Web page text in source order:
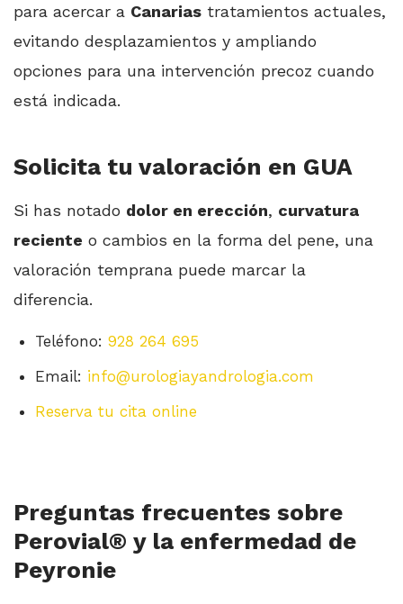
para acercar a Canarias tratamientos actuales,
evitando desplazamientos y ampliando
opciones para una intervención precoz cuando
está indicada.
Solicita tu valoración en GUA
Si has notado dolor en erección, curvatura
reciente o cambios en la forma del pene, una
valoración temprana puede marcar la
diferencia.
Teléfono: 928 264 695
Email: info@urologiayandrologia.com
Reserva tu cita online
Preguntas frecuentes sobre
Perovial® y la enfermedad de
Peyronie